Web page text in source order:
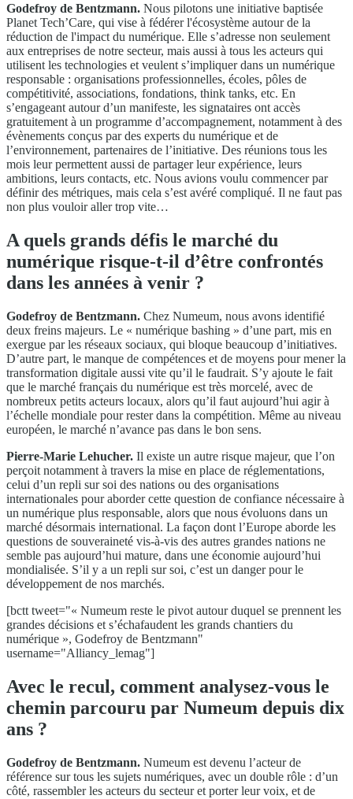
Godefroy de Bentzmann. Nous pilotons une initiative baptisée
Planet Tech’Care, qui vise à fédérer l'écosystème autour de la
réduction de l'impact du numérique. Elle s’adresse non seulement
aux entreprises de notre secteur, mais aussi à tous les acteurs qui
utilisent les technologies et veulent s’impliquer dans un numérique
responsable : organisations professionnelles, écoles, pôles de
compétitivité, associations, fondations, think tanks, etc. En
s’engageant autour d’un manifeste, les signataires ont accès
gratuitement à un programme d’accompagnement, notamment à des
évènements conçus par des experts du numérique et de
l’environnement, partenaires de l’initiative. Des réunions tous les
mois leur permettent aussi de partager leur expérience, leurs
ambitions, leurs contacts, etc. Nous avions voulu commencer par
définir des métriques, mais cela s’est avéré compliqué. Il ne faut pas
non plus vouloir aller trop vite…
A quels grands défis le marché du
numérique risque-t-il d’être confrontés
dans les années à venir ?
Godefroy de Bentzmann. Chez Numeum, nous avons identifié
deux freins majeurs. Le « numérique bashing » d’une part, mis en
exergue par les réseaux sociaux, qui bloque beaucoup d’initiatives.
D’autre part, le manque de compétences et de moyens pour mener la
transformation digitale aussi vite qu’il le faudrait. S’y ajoute le fait
que le marché français du numérique est très morcelé, avec de
nombreux petits acteurs locaux, alors qu’il faut aujourd’hui agir à
l’échelle mondiale pour rester dans la compétition. Même au niveau
européen, le marché n’avance pas dans le bon sens.
Pierre-Marie Lehucher. Il existe un autre risque majeur, que l’on
perçoit notamment à travers la mise en place de réglementations,
celui d’un repli sur soi des nations ou des organisations
internationales pour aborder cette question de confiance nécessaire à
un numérique plus responsable, alors que nous évoluons dans un
marché désormais international. La façon dont l’Europe aborde les
questions de souveraineté vis-à-vis des autres grandes nations ne
semble pas aujourd’hui mature, dans une économie aujourd’hui
mondialisée. S’il y a un repli sur soi, c’est un danger pour le
développement de nos marchés.
[bctt tweet="« Numeum reste le pivot autour duquel se prennent les
grandes décisions et s’échafaudent les grands chantiers du
numérique », Godefroy de Bentzmann"
username="Alliancy_lemag"]
Avec le recul, comment analysez-vous le
chemin parcouru par Numeum depuis dix
ans ?
Godefroy de Bentzmann. Numeum est devenu l’acteur de
référence sur tous les sujets numériques, avec un double rôle : d’un
côté, rassembler les acteurs du secteur et porter leur voix, et de